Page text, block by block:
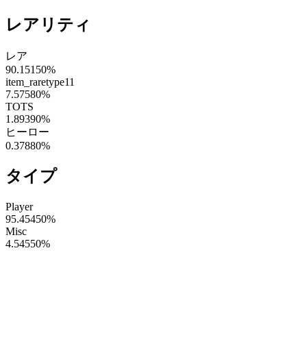
レアリティ
レア
90.15150%
item_raretype11
7.57580%
TOTS
1.89390%
ヒーロー
0.37880%
タイプ
Player
95.45450%
Misc
4.54550%